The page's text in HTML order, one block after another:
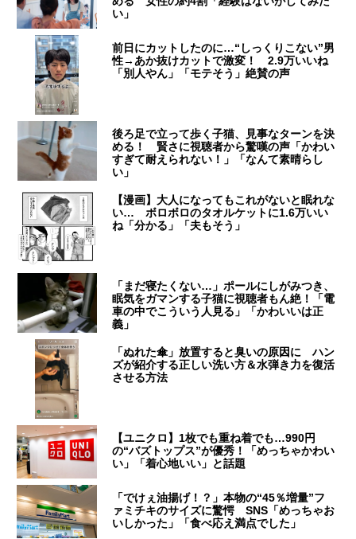
い」
前日にカットしたのに…“しっくりこない”男
性→あか抜けカットで激変！ 2.9万いいね
「別人やん」「モテそう」絶賛の声
後ろ足で立って歩く子猫、見事なターンを決
める！ 賢さに視聴者から驚嘆の声「かわい
すぎて耐えられない！」「なんて素晴らし
い」
【漫画】大人になってもこれがないと眠れな
い… ボロボロのタオルケットに1.6万いい
ね「分かる」「夫もそう」
「まだ寝たくない…」ポールにしがみつき、
眠気をガマンする子猫に視聴者もん絶！「電
車の中でこういう人見る」「かわいいは正
義」
「ぬれた傘」放置すると臭いの原因に ハン
ズが紹介する正しい洗い方＆水弾き力を復活
させる方法
【ユニクロ】1枚でも重ね着でも…990円
の“バズトップス”が優秀！「めっちゃかわい
い」「着心地いい」と話題
「でけぇ油揚げ！？」本物の“45％増量”フ
ァミチキのサイズに驚愕 SNS「めっちゃお
いしかった」「食べ応え満点でした」